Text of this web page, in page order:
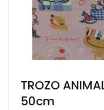
Saltar
al
comienzo
TROZO
50cm